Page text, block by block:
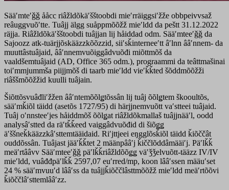
Sääʹmteʹǧǧ ååcc riâžldõkäʹšštoobdi mieʹrräiggsiʹžže obbpeivvsaž
reâuggvuõʹtte. Tuâjj älgg suåppmõõžž mieʹldd da peštt 31.12.2022
räjja. Riâžldõkäʹšštoobdi tuâjjan lij håiddad odm. Sääʹmteeʹǧǧ da
Sajoozz atk-tuärjjõskääzzkõõzzid, siiʹsǩinterneeʹtt âʹlnn ââʹnnem- da
muuttâstuâjaid, ââʹnnemvuõiggâdvuõđi miõttmõš da
vaaldšemtuâjaid (AD, Office 365 odm.), prograammi da teâttmašinai
toiʹmmjummša piijjmõš di taarb mieʹldd vieʹǩǩted šõddmõõžži
riâššmõõžžid kuulli tuâjain.
Šiõttõsvuâđliʹžžen ââʹntemõõlǥtõssân lij tuâj õõlǥtem škooultõs,
sääʹmǩiõl täidd (asetõs 1727/95) di härjjnemvuõtt vaʹstteei tuâjaid.
Tuâj oʹnnsteeʹjes håiddmõš õõlǥat riâžldõkmallaš tuâjjnääʹl, oodd
analysâʹstted da räʹtǩǩeed vaiggâdvuõđid di šiõǥǥ
äʹššneǩkääzzkâʹsttemtääidaid. Riʹjttjeei eŋgglõsǩiõl täidd ǩiõččât
ouddõssân. Tuâjast jääʹǩǩtet 2 määnpââʹj ǩiččlõddâmääiʹj. Päʹlǩǩ
meäʹrtââvv Sääʹmteeʹǧǧ päʹlǩǩriâžldõõǥǥ väʹǯǯelvuõtt-tääzz IV/IV
mieʹldd, vuâđđpäʹlǩǩ 2597,07 euʹrred/mp, koon lââʹssen määuʹset
24 % sääʹmvuuʹd lââʹss da tuâjjǩiõččlâsttmõõžž mieʹldd meäʹrtõõvi
ǩiõččlâʹsttemlââʹzz.